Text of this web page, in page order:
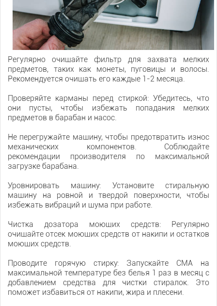
Регулярно очищайте фильтр для захвата мелких
предметов, таких как монеты, пуговицы и волосы.
Рекомендуется очищать его каждые 1-2 месяца.
Проверяйте карманы перед стиркой: Убедитесь, что
они пусты, чтобы избежать попадания мелких
предметов в барабан и насос.
Не перегружайте машину, чтобы предотвратить износ
механических компонентов. Соблюдайте
рекомендации производителя по максимальной
загрузке барабана.
Уровнировать машину: Установите стиральную
машину на ровной и твердой поверхности, чтобы
избежать вибраций и шума при работе.
Чистка дозатора моющих средств: Регулярно
очищайте отсек моющих средств от накипи и остатков
моющих средств.
Проводите горячую стирку: Запускайте СМА на
максимальной температуре без белья 1 раз в месяц с
добавлением средства для чистки стиралок. Это
поможет избавиться от накипи, жира и плесени.